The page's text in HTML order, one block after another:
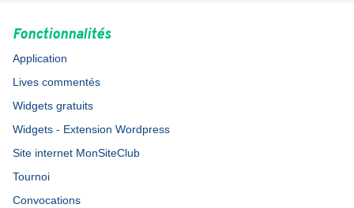
Fonctionnalités
Application
Lives commentés
Widgets gratuits
Widgets - Extension Wordpress
Site internet MonSiteClub
Tournoi
Convocations